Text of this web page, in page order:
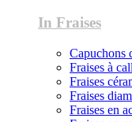
In Fraises
Capuchons
Fraises à
Fraises
Fraises
Fraises en